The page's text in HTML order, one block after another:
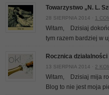
Towarzystwo „N. L.
28 SIERPNIA 2014 · 1
Witam, Dzisiaj
tym razem bardziej w
Rocznica
13 SIERPNIA 2014 · 2
Witam, Dzisiaj mija
Blog to nie jest moja